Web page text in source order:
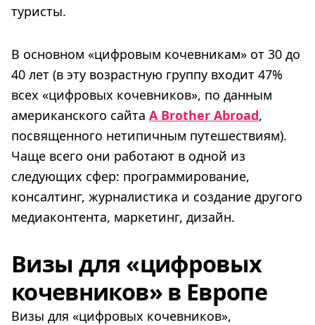
туристы.
В основном «цифровым кочевникам» от 30 до
40 лет (в эту возрастную группу входит 47%
всех «цифровых кочевников», по данным
американского сайта A Brother Abroad,
посвященного нетипичным путешествиям).
Чаще всего они работают в одной из
следующих сфер: программирование,
консалтинг, журналистика и создание другого
медиаконтента, маркетинг, дизайн.
Визы для «цифровых
кочевников» в Европе
Визы для «цифровых кочевников»,